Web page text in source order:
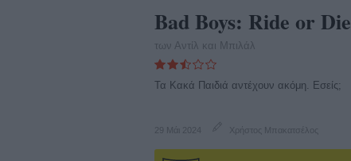
Bad Boys: Ride or Die
των Αντίλ και Μπιλάλ
Τα Κακά Παιδιά αντέχουν ακόμη. Εσείς;
29 Μάι 2024 Χρήστος Μπακατσέλος